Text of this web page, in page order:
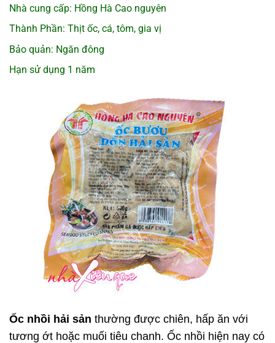
Nhà cung cấp: Hồng Hà Cao nguyên
Thành Phần: Thịt ốc, cá, tôm, gia vị
Bảo quản: Ngăn đông
Hạn sử dụng 1 năm
Ốc nhồi hải sản thường được chiên, hấp ăn với
tương ớt hoặc muối tiêu chanh. Ốc nhồi hiện nay có